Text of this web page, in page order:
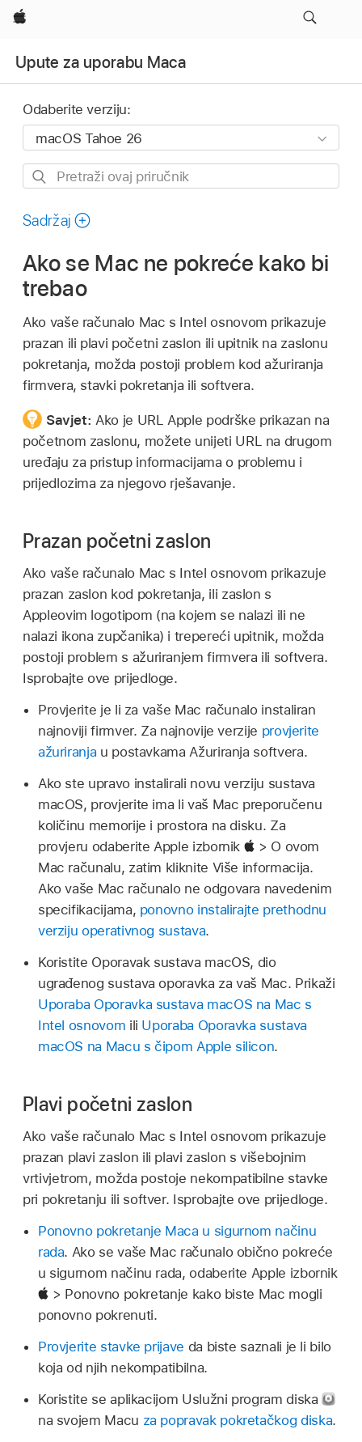
Apple
Upute za uporabu Maca
Odaberite verziju:
Pretraži
priručnik
Sadržaj
Ako se Mac ne pokreće kako bi
trebao
Ako vaše računalo Mac s Intel osnovom prikazuje
prazan ili plavi početni zaslon ili upitnik na zaslonu
pokretanja, možda postoji problem kod ažuriranja
firmvera, stavki pokretanja ili softvera.
Savjet: Ako je URL Apple podrške prikazan na
početnom zaslonu, možete unijeti URL na drugom
uređaju za pristup informacijama o problemu i
prijedlozima za njegovo rješavanje.
Prazan početni zaslon
Ako vaše računalo Mac s Intel osnovom prikazuje
prazan zaslon kod pokretanja, ili zaslon s
Appleovim logotipom (na kojem se nalazi ili ne
nalazi ikona zupčanika) i trepereći upitnik, možda
postoji problem s ažuriranjem firmvera ili softvera.
Isprobajte ove prijedloge.
Provjerite je li za vaše Mac računalo instaliran
najnoviji firmver. Za najnovije verzije provjerite
ažuriranja u postavkama Ažuriranja softvera.
Ako ste upravo instalirali novu verziju sustava
macOS, provjerite ima li vaš Mac preporučenu
količinu memorije i prostora na disku. Za
provjeru odaberite Apple izbornik
> O ovom
Mac računalu, zatim kliknite Više informacija.
Ako vaše Mac računalo ne odgovara navedenim
specifikacijama, ponovno instalirajte prethodnu
verziju operativnog sustava.
Koristite Oporavak sustava macOS, dio
ugrađenog sustava oporavka za vaš Mac. Prikaži
Uporaba Oporavka sustava macOS na Mac s
Intel osnovom ili Uporaba Oporavka sustava
macOS na Macu s čipom Apple silicon.
Plavi početni zaslon
Ako vaše računalo Mac s Intel osnovom prikazuje
prazan plavi zaslon ili plavi zaslon s višebojnim
vrtivjetrom, možda postoje nekompatibilne stavke
pri pokretanju ili softver. Isprobajte ove prijedloge.
Ponovno pokretanje Maca u sigurnom načinu
rada. Ako se vaše Mac računalo obično pokreće
u sigurnom načinu rada, odaberite Apple izbornik
> Ponovno pokretanje kako biste Mac mogli
ponovno pokrenuti.
Provjerite stavke prijave da biste saznali je li bilo
koja od njih nekompatibilna.
Koristite se aplikacijom Uslužni program diska
na svojem Macu za popravak pokretačkog diska.